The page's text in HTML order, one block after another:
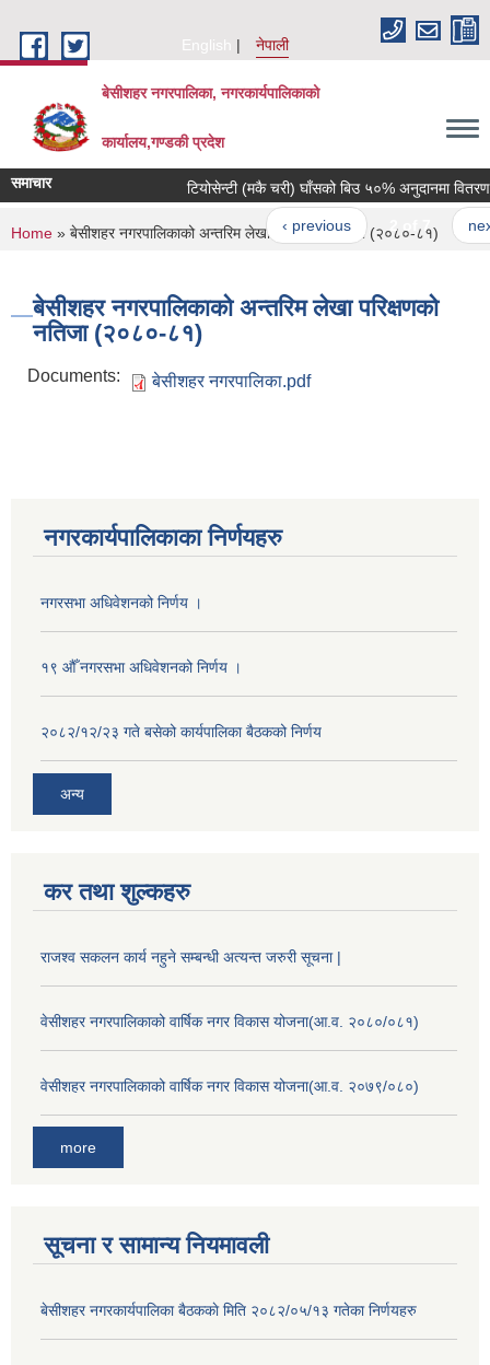
English
नेपाली
बेसीशहर नगरपालिका, नगरकार्यपालिकाको
कार्यालय,गण्डकी प्रदेश
समाचार टियोसेन्टी (मकै चरी) घाँसको बिउ ५०% अनुदानमा वितरण
‹ previous 2 of 7 next ›
You are here
Home » बेसीशहर नगरपालिकाको अन्तरिम लेखा परिक्षणको नतिजा (२०८०-८१)
बेसीशहर नगरपालिकाको अन्तरिम लेखा परिक्षणको
नतिजा (२०८०-८१)
Documents: बेसीशहर नगरपालिका.pdf
नगरकार्यपालिकाका निर्णयहरु
नगरसभा अधिवेशनको निर्णय ।
१९ औँ नगरसभा अधिवेशनको निर्णय ।
२०८२/१२/२३ गते बसेको कार्यपालिका बैठकको निर्णय
अन्य
कर तथा शुल्कहरु
राजश्व सकलन कार्य नहुने सम्बन्धी अत्यन्त जरुरी सूचना |
वेसीशहर नगरपालिकाको वार्षिक नगर विकास योजना(आ.व. २०८०/०८१)
वेसीशहर नगरपालिकाको वार्षिक नगर विकास योजना(आ.व. २०७९/०८०)
more
सूचना र सामान्य नियमावली
बे‍‍सीशहर नगरकार्यपालिका बैठककाे मिति २०८२/०५/१३ गतेका निर्णयहरु